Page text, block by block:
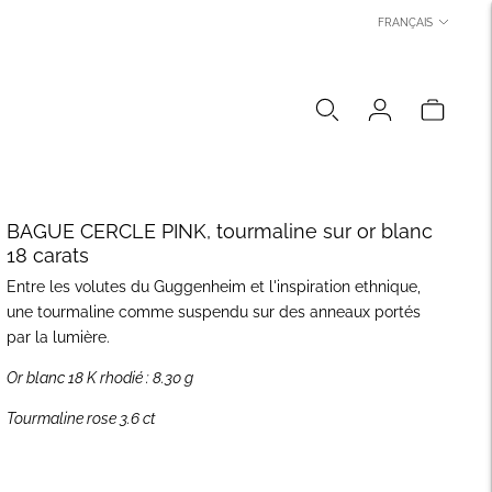
LANGUE
FRANÇAIS
BAGUE CERCLE PINK, tourmaline sur or blanc
18 carats
Entre les volutes du Guggenheim et l'inspiration ethnique,
une tourmaline comme suspendu sur des anneaux portés
par la lumière.
Or blanc 18 K rhodié : 8.30 g
Tourmaline rose 3.6 ct